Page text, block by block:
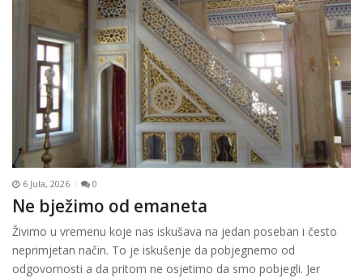
6 Jula, 2026 0
Ne bježimo od emaneta
Živimo u vremenu koje nas iskušava na jedan poseban i često
neprimjetan način. To je iskušenje da pobjegnemo od
odgovornosti a da pritom ne osjetimo da smo pobjegli. Jer